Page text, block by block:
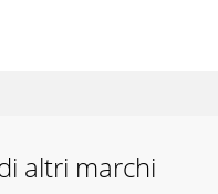
altri marchi